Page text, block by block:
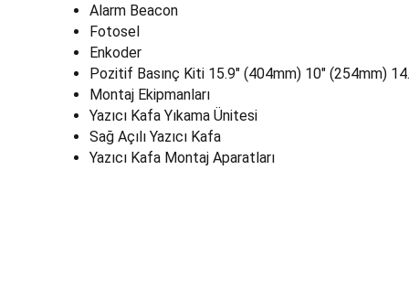
Alarm Beacon
Fotosel
Enkoder
Pozitif Basınç Kiti 15.9″ (404mm) 10″ (254mm)
Montaj Ekipmanları
Yazıcı Kafa Yıkama Ünitesi
Sağ Açılı Yazıcı Kafa
Yazıcı Kafa Montaj Aparatları